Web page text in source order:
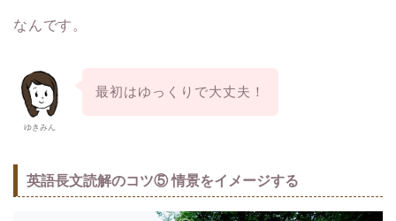
なんです。
ゆきみん
最初はゆっくりで大丈夫！
英語長文読解のコツ⑤ 情景をイメージする